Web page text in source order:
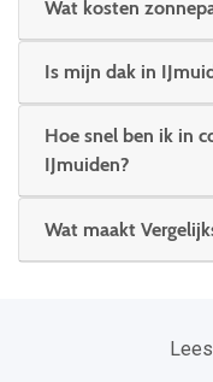
Wat kosten
Is mijn dak in
Hoe snel ben ik in
IJmuiden?
Wat maakt